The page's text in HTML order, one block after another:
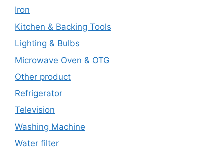
Iron
Kitchen & Backing Tools
Lighting & Bulbs
Microwave Oven & OTG
Other product
Refrigerator
Television
Washing Machine
Water filter